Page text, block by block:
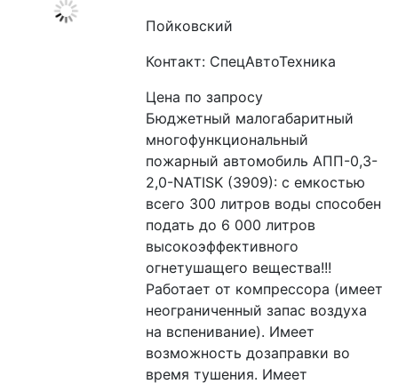
Пойковский
Контакт: СпецАвтоТехника
Цена по запросу
Бюджетный малогабаритный
многофункциональный
пожарный автомобиль АПП-0,3-
2,0-NATISK (3909): с емкостью
всего 300 литров воды способен
подать до 6 000 литров
высокоэффективного
огнетушащего вещества!!!
Работает от компрессора (имеет
неограниченный запас воздуха
на вспенивание). Имеет
возможность дозаправки во
время тушения. Имеет